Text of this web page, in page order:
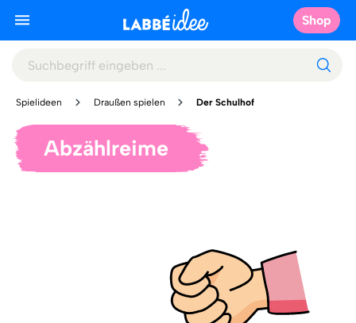
Shop
Spielideen Draußen spielen Der Schulhof
Abzählreime